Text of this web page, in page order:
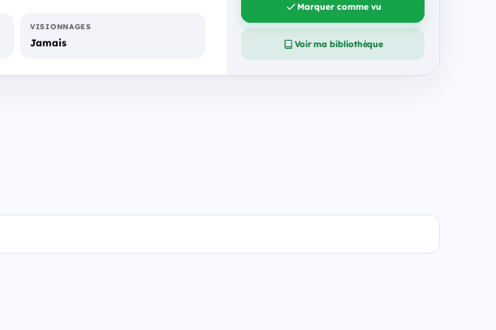
VISIONNAGES
Jamais
Marquer comme vu
Voir ma bibliothèque